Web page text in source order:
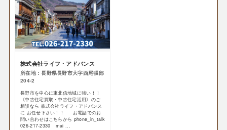
株式会社ライフ・アドバンス
所在地：長野県長野市大字西尾張部
204-2
長野市を中心に東北信地域に強い！！
《中古住宅買取・中古住宅活用》のご
相談なら 株式会社ライフ・アドバンス
に お任せ下さい！！ お電話でのお
問い合わせはこちらから phone_in_talk
026-217-2330 mai ...